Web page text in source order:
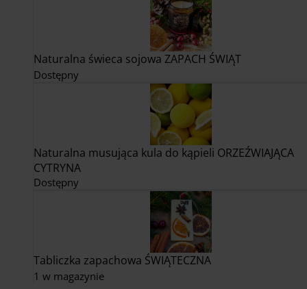
Naturalna świeca sojowa ZAPACH ŚWIĄT
Dostępny
Naturalna musująca kula do kąpieli ORZEŹWIAJĄCA
CYTRYNA
Dostępny
Tabliczka zapachowa ŚWIĄTECZNA
1 w magazynie